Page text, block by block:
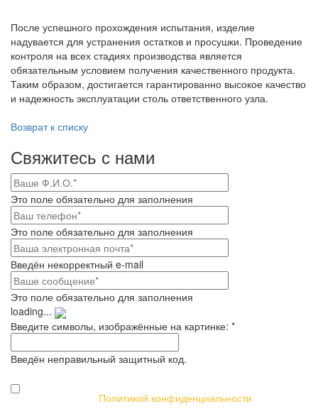
После успешного прохождения испытания, изделие
надувается для устранения остатков и просушки. Проведение
контроля на всех стадиях производства является
обязательным условием получения качественного продукта.
Таким образом, достигается гарантированно высокое качество
и надежность эксплуатации столь ответственного узла.
Возврат к списку
Свяжитесь с нами
Это поле обязательно для заполнения
Это поле обязательно для заполнения
Введён некорректный e-mail
Это поле обязательно для заполнения
loading...
Введите символы, изображённые на картинке: *
Введён неправильный защитный код.
Политикой конфиденциальности